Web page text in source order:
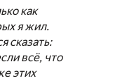
как
я жил.
сказать:
всё, что
этих